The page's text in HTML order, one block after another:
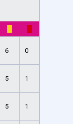
6 0
5 1
5 1